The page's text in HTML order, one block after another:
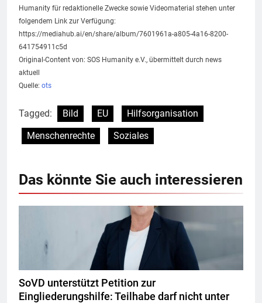
Humanity für redaktionelle Zwecke sowie Videomaterial stehen unter
folgendem Link zur Verfügung:
https://mediahub.ai/en/share/album/7601961a-a805-4a16-8200-
641754911c5d
Original-Content von: SOS Humanity e.V., übermittelt durch news
aktuell
Quelle: ots
Tagged: Bild EU
Hilfsorganisation
Menschenrechte
Soziales
Das könnte Sie auch interessieren
SoVD unterstützt Petition zur
Eingliederungshilfe: Teilhabe darf nicht unter